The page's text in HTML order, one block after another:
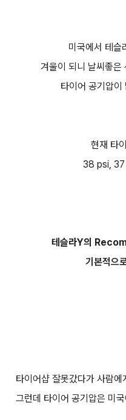
미국에서 테슬
겨울이 되니 날씨좋은
타이어 공기압이
현재 타
38 psi, 37
테슬라Y의
기본적으
타이어샵 잘못갔다가 사람
그런데 타이어 공기압은 미